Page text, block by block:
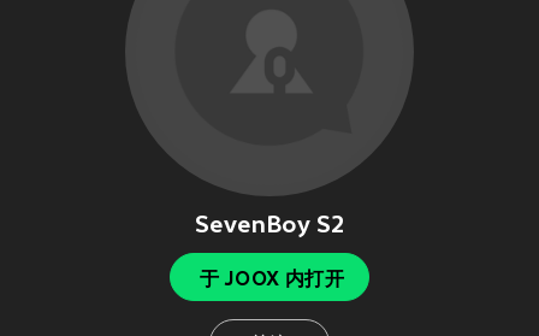
SevenBoy S2
于 JOOX 内打开